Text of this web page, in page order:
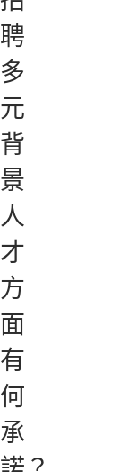
聘
多
元
背
景
人
才
方
面
有
何
承